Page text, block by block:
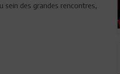
des grandes rencontres,